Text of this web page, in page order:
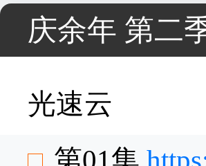
庆余年 第二
光速云